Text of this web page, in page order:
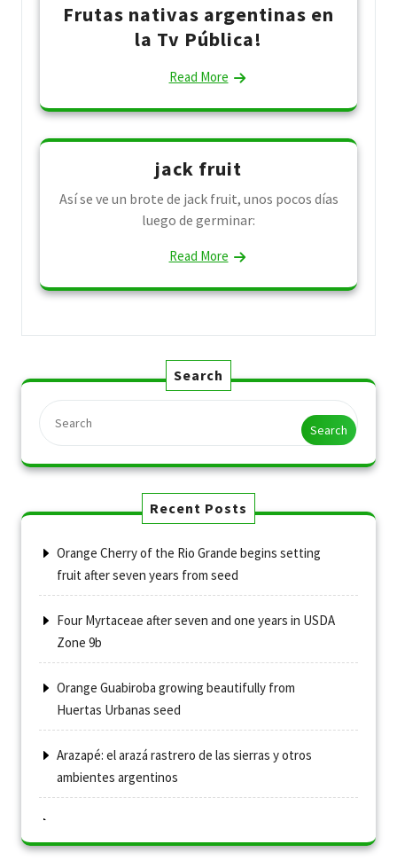
Frutas nativas argentinas en
la Tv Pública!
Read More
jack fruit
Así se ve un brote de jack fruit, unos pocos días
luego de germinar:
Read More
Search
Search
Recent Posts
Orange Cherry of the Rio Grande begins setting
fruit after seven years from seed
Four Myrtaceae after seven and one years in USDA
Zone 9b
Orange Guabiroba growing beautifully from
Huertas Urbanas seed
Arazapé: el arazá rastrero de las sierras y otros
ambientes argentinos